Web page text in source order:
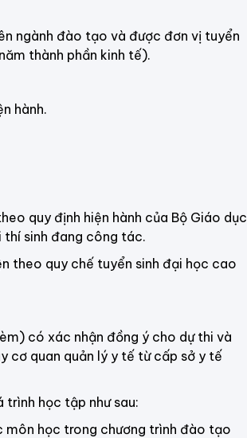
đào tạo và được đơn vị tuyển
thành phần kinh tế).
hành.
quy định hiện hành của Bộ Giáo dục
sinh đang công tác.
theo quy chế tuyển sinh đại học cao
có xác nhận đồng ý cho dự thi và
cơ quan quản lý y tế từ cấp sở y tế
học tập như sau:
học trong chương trình đào tạo